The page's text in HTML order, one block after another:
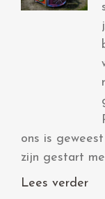
ons is
zijn gestart
Lees verder